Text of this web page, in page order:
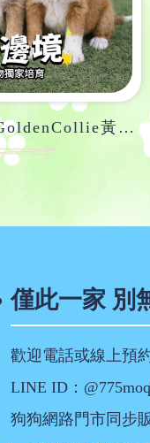
✨犬種介紹-GoldenCollie黃金邊牧✨
僅此一家 別
歡迎電話或線上預
LINE ID：
狗狗網路門市同步